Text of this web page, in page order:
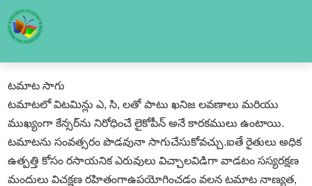
టమాట సాగు
టమాటలో విటమిన్లు ఎ, సి, లతో పాటు ఖనిజ లవణాలు మరియు
ముఖ్యంగా కేన్సర్‌ను నిరోధించే లైకోపీన్‌ అనే కారకములు ఉంటాయి.
టమాటను సంవత్సరం పొడవునా సాగుచేసుకోవచ్చు.ఐతే రైతులు అధిక
ఉత్పత్తి కోసం రసాయనిక ఎరువులు విచ్చాలవిడిగా వాడటం సస్యరక్షణ
మందులు విచక్షణ రహితంగాఉపయోగించడం వలన టమాట నాణ్యత,